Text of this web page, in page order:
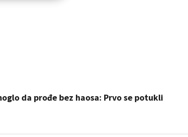
da prođe bez haosa: Prvo se potukli